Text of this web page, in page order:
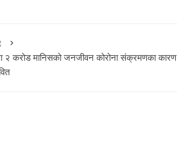
२ करोड मानिसको जनजीवन कोरोना संक्रमणका कारण